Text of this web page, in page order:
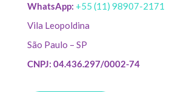
WhatsApp: +55 (11) 98907-2171
Vila Leopoldina
São Paulo – SP
CNPJ: 04.436.297/0002-74